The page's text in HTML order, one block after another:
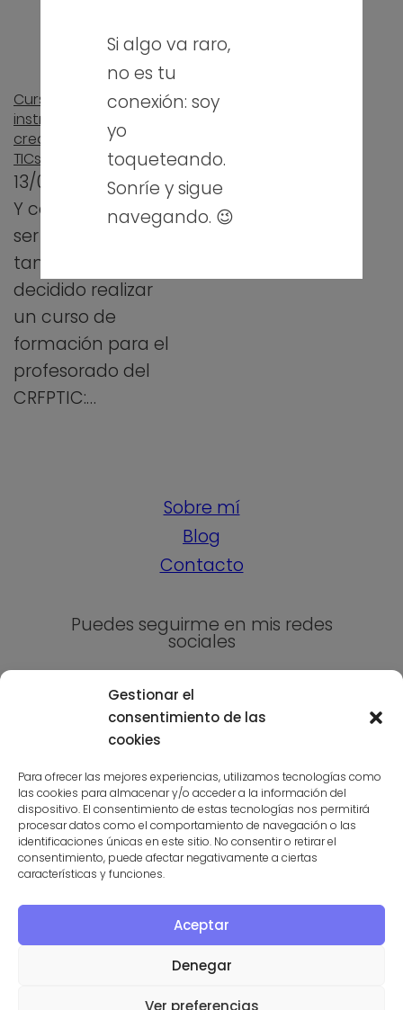
Gestionar el
consentimiento de las
cookies
Para ofrecer las mejores experiencias, utilizamos tecnologías como
las cookies para almacenar y/o acceder a la información del
dispositivo. El consentimiento de estas tecnologías nos permitirá
procesar datos como el comportamiento de navegación o las
identificaciones únicas en este sitio. No consentir o retirar el
consentimiento, puede afectar negativamente a ciertas
características y funciones.
Aceptar
Denegar
Ver preferencias
Curso CRFPTIC: Diseño
instruccional:
creatividad, juegos y
TICs
13/02/2013
Y como no podía
ser menos, yo
también he
decidido realizar
un curso de
formación para el
profesorado del
CRFPTIC:…
Sobre mí
Blog
Contacto
Puedes seguirme en mis redes
sociales
Suscríbete a la niusleter aquí
PROGRAMA KIT DIGITAL COFINANCIADO POR LOS FONDOS
RESILENCIA
Si algo va raro,
no es tu
conexión: soy
yo
toqueteando.
Sonríe y sigue
navegando. 😉